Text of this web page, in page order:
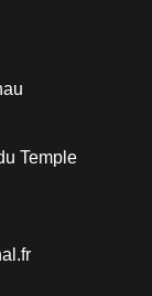
Temple